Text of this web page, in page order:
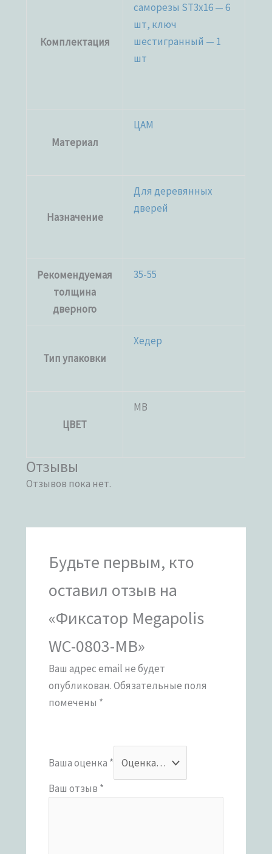
Комплектация
саморезы ST3x16 — 6
шт, ключ
шестигранный — 1
шт
Материал
ЦАМ
Назначение
Для деревянных
дверей
Рекомендуемая
толщина
дверного
35-55
Тип упаковки
Хедер
ЦВЕТ
MB
Отзывы
Отзывов пока нет.
Будьте первым, кто
оставил отзыв на
«Фиксатор Megapolis
WC-0803-MB»
Ваш адрес email не будет
опубликован.Обязательные поля
помечены *
Ваша оценка *
Ваш отзыв *